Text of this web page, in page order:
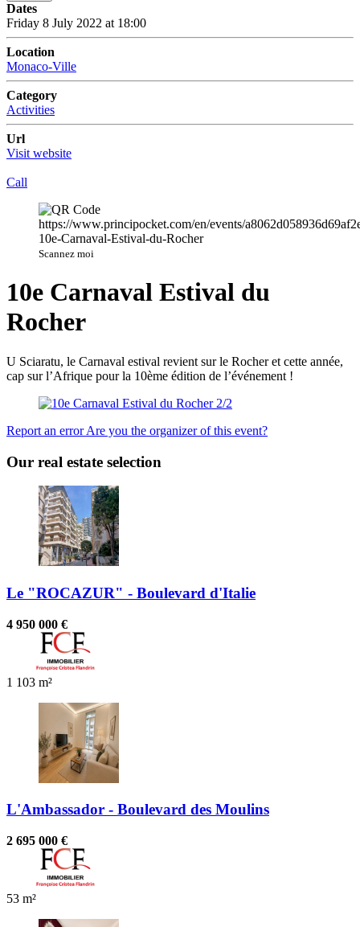
Dates
Friday 8 July 2022 at 18:00
Location
Monaco-Ville
Category
Activities
Url
Visit website
Call
Scannez moi
10e Carnaval Estival du
Rocher
U Sciaratu, le Carnaval estival revient sur le Rocher et cette année,
cap sur l’Afrique pour la 10ème édition de l’événement !
Report an errorAre you the organizer of this event?
Our real estate selection
Le "ROCAZUR" - Boulevard d'Italie
4 950 000 €
1 103 m²
L'Ambassador - Boulevard des Moulins
2 695 000 €
53 m²